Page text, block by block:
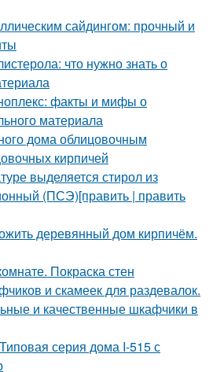
сайдингом: прочный и
что нужно знать о
факты и мифы о
материала
дома облицовочным
кирпичей
выделяется стирол из
(ПСЭ)[править | править
деревянный дом кирпичём.
Покраска стен
и скамеек для раздевалок.
и качественные шкафчики в
серия дома I-515 с